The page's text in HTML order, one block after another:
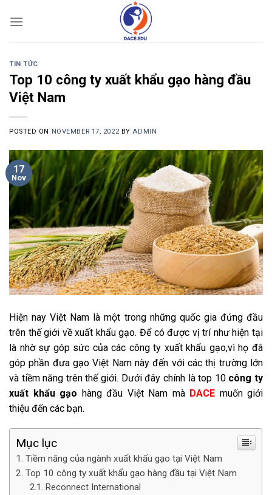
TIN TỨC
Top 10 công ty xuất khẩu gạo hàng đầu
Việt Nam
POSTED ON NOVEMBER 17, 2022 BY ADMIN
17
Nov
Hiện nay Việt Nam là một trong những quốc gia đứng đầu
trên thế giới về xuất khẩu gạo. Để có được vị trí như hiện tại
là nhờ sự góp sức của các công ty xuất khẩu gạo,vì họ đã
góp phần đưa gạo Việt Nam này đến với các thị trường lớn
và tiềm năng trên thế giới. Dưới đây chính là top 10 công ty
xuất khẩu gạo hàng đầu Việt Nam mà DACE muốn giới
thiệu đến các bạn.
Mục lục
Tiềm năng của ngành xuất khẩu gạo tại Việt Nam
Top 10 công ty xuất khẩu gạo hàng đầu tại Việt Nam
Reconnect International